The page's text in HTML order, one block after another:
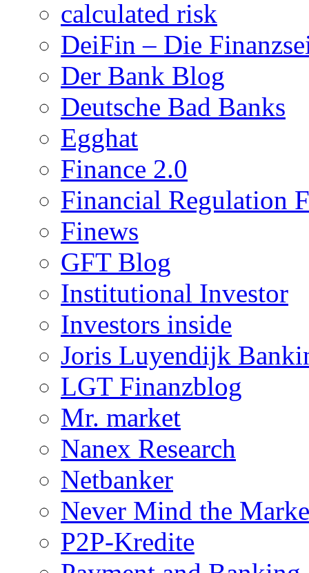
calculated risk
DeiFin – Die
Der Bank Blog
Deutsche Bad Banks
Egghat
Finance 2.0
Financial Regulation
Finews
GFT Blog
Institutional Investor
Investors inside
Joris Luyendijk
LGT Finanzblog
Mr. market
Nanex Research
Netbanker
Never Mind the
P2P-Kredite